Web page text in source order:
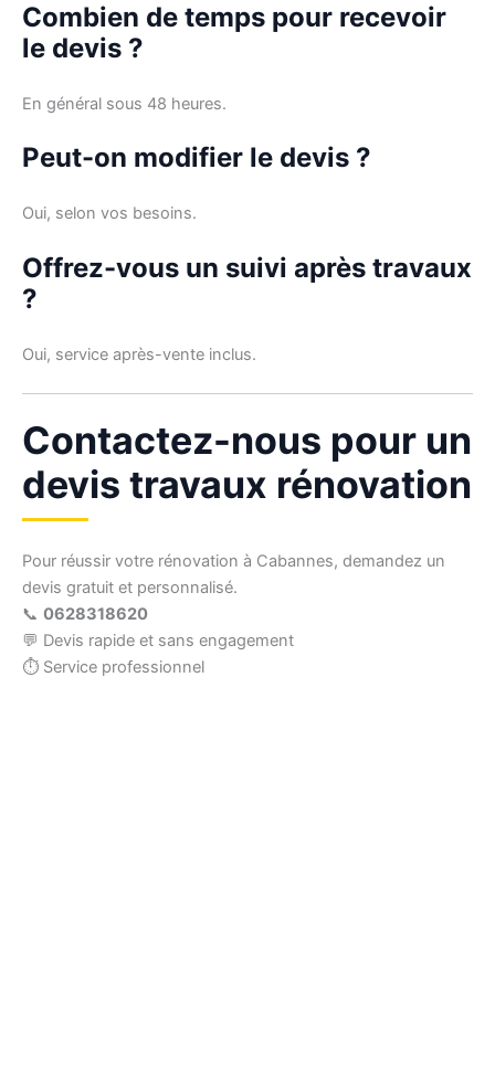
Combien de temps pour recevoir
le devis ?
En général sous 48 heures.
Peut-on modifier le devis ?
Oui, selon vos besoins.
Offrez-vous un suivi après travaux
?
Oui, service après-vente inclus.
Contactez-nous pour un
devis travaux rénovation
Pour réussir votre rénovation à Cabannes, demandez un
devis gratuit et personnalisé.
📞 0628318620
💬 Devis rapide et sans engagement
⏱ Service professionnel